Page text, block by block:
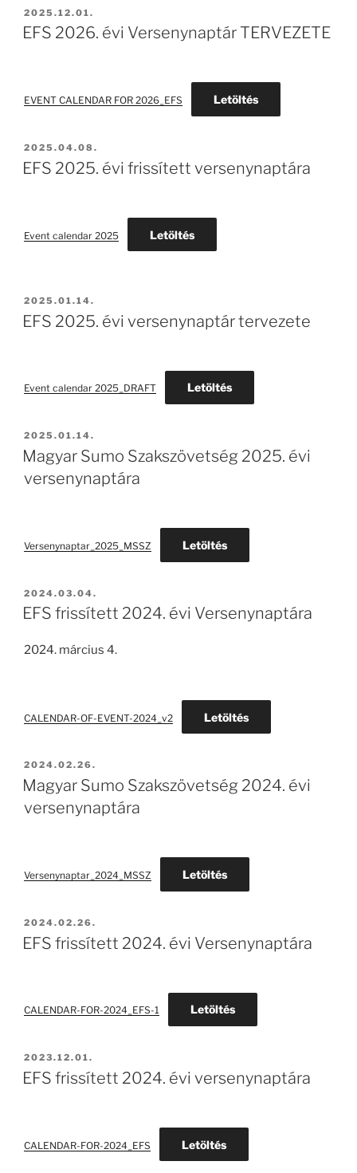
BEKÜLDVE:
2025.12.01.
EFS 2026. évi Versenynaptár TERVEZETE
EVENT CALENDAR FOR 2026_EFS Letöltés
BEKÜLDVE:
2025.04.08.
EFS 2025. évi frissített versenynaptára
Event calendar 2025 Letöltés
BEKÜLDVE:
2025.01.14.
EFS 2025. évi versenynaptár tervezete
Event calendar 2025_DRAFT Letöltés
BEKÜLDVE:
2025.01.14.
Magyar Sumo Szakszövetség 2025. évi
versenynaptára
Versenynaptar_2025_MSSZ Letöltés
BEKÜLDVE:
2024.03.04.
EFS frissített 2024. évi Versenynaptára
2024. március 4.
CALENDAR-OF-EVENT-2024_v2 Letöltés
BEKÜLDVE:
2024.02.26.
Magyar Sumo Szakszövetség 2024. évi
versenynaptára
Versenynaptar_2024_MSSZ Letöltés
BEKÜLDVE:
2024.02.26.
EFS frissített 2024. évi Versenynaptára
CALENDAR-FOR-2024_EFS-1 Letöltés
BEKÜLDVE:
2023.12.01.
EFS frissített 2024. évi versenynaptára
CALENDAR-FOR-2024_EFS Letöltés